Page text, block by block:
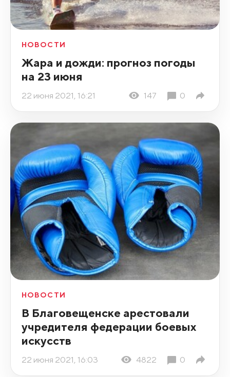
НОВОСТИ
Жара и дожди: прогноз погоды
на 23 июня
22 июня 2021, 16:21 147 0
НОВОСТИ
В Благовещенске арестовали
учредителя федерации боевых
искусств
22 июня 2021, 16:03 4822 0